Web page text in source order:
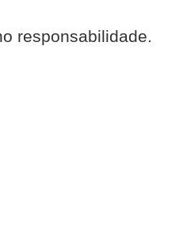
responsabilidade.